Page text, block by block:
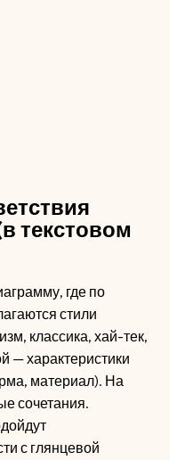
текстовом
где по
стили
классика, хай-тек,
— характеристики
материал). На
сочетания.
с глянцевой